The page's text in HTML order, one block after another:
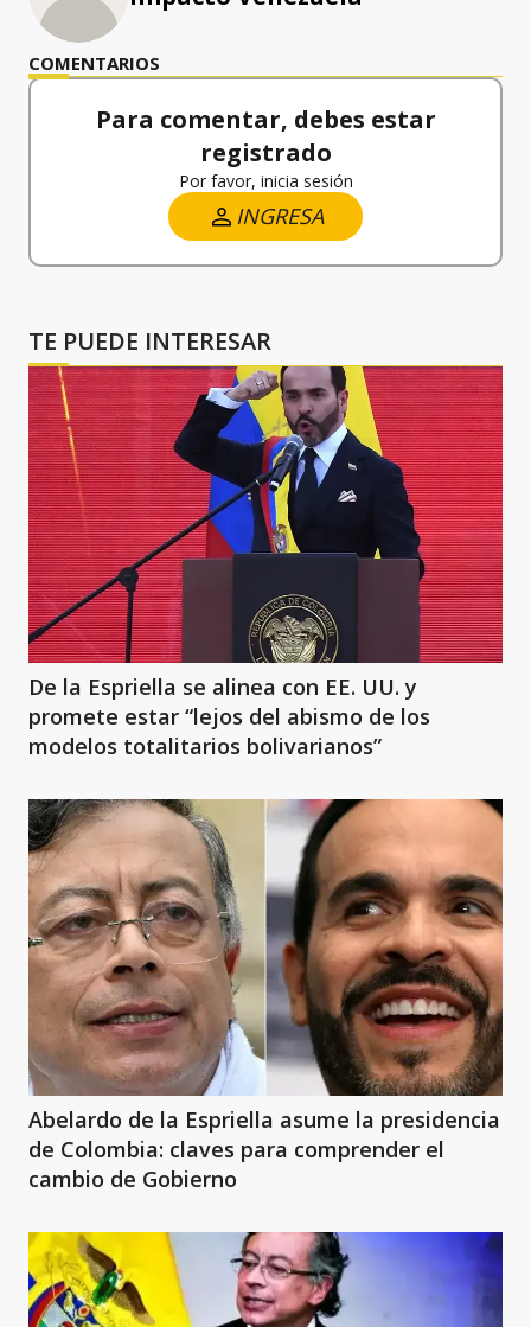
COMENTARIOS
Para comentar, debes estar
registrado
Por favor, inicia sesión
INGRESA
TE PUEDE INTERESAR
De la Espriella se alinea con EE. UU. y
promete estar “lejos del abismo de los
modelos totalitarios bolivarianos”
Abelardo de la Espriella asume la presidencia
de Colombia: claves para comprender el
cambio de Gobierno